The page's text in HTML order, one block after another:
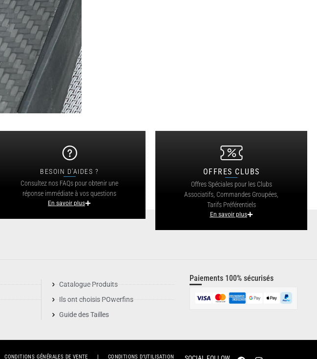
BESOIN D'AIDES ?
Consultez nos FAQs pour obtenir une
réponse immédiate à vos questions
En savoir plus
OFFRES CLUBS
Offres Spéciales pour les Clubs
Associatifs, Commandes Groupées,
Tarifs Préférentiels
En savoir plus
Catalogue Produits
Ils ont choisis POwerfins
Guide des Tailles
Paiements 100% sécurisés
CONDITIONS GÉNÉRALES DE VENTE CONDITIONS D’UTILISATION